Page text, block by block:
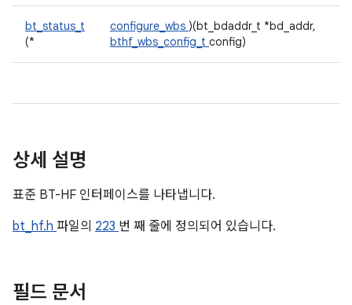
bt_status_t
(*
configure_wbs )(bt_bdaddr_t *bd_addr,
bthf_wbs_config_t config)
상세 설명
표준 BT-HF 인터페이스를 나타냅니다.
bt_hf.h 파일의 223 번 째 줄에 정의되어 있습니다.
필드 문서